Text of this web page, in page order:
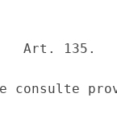
Art. 135.
consulte